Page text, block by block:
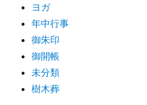
ヨガ
年中行事
御朱印
御開帳
未分類
樹木葬